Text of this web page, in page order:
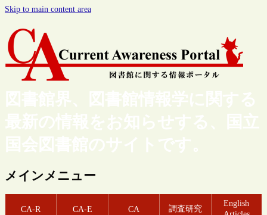
Skip to main content area
図書館界、図書館情報学に関する
最新の情報をお知らせする、国立
国会図書館のサイトです。
メインメニュー
CA-R CA-E CA 調査研究
English